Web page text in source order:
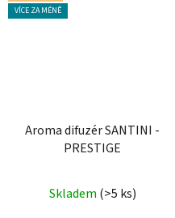
VÍCE ZA MÉNĚ
Aroma difuzér SANTINI -
PRESTIGE
hodnocení
Skladem (>5 ks)